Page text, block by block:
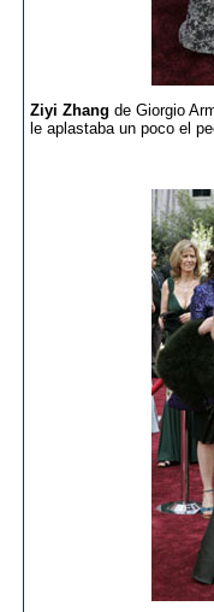
Ziyi Zhang de Giorgio
le aplastaba un poco el